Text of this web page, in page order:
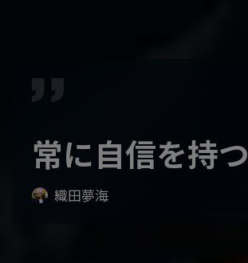
常に自信を持つ
織田夢海